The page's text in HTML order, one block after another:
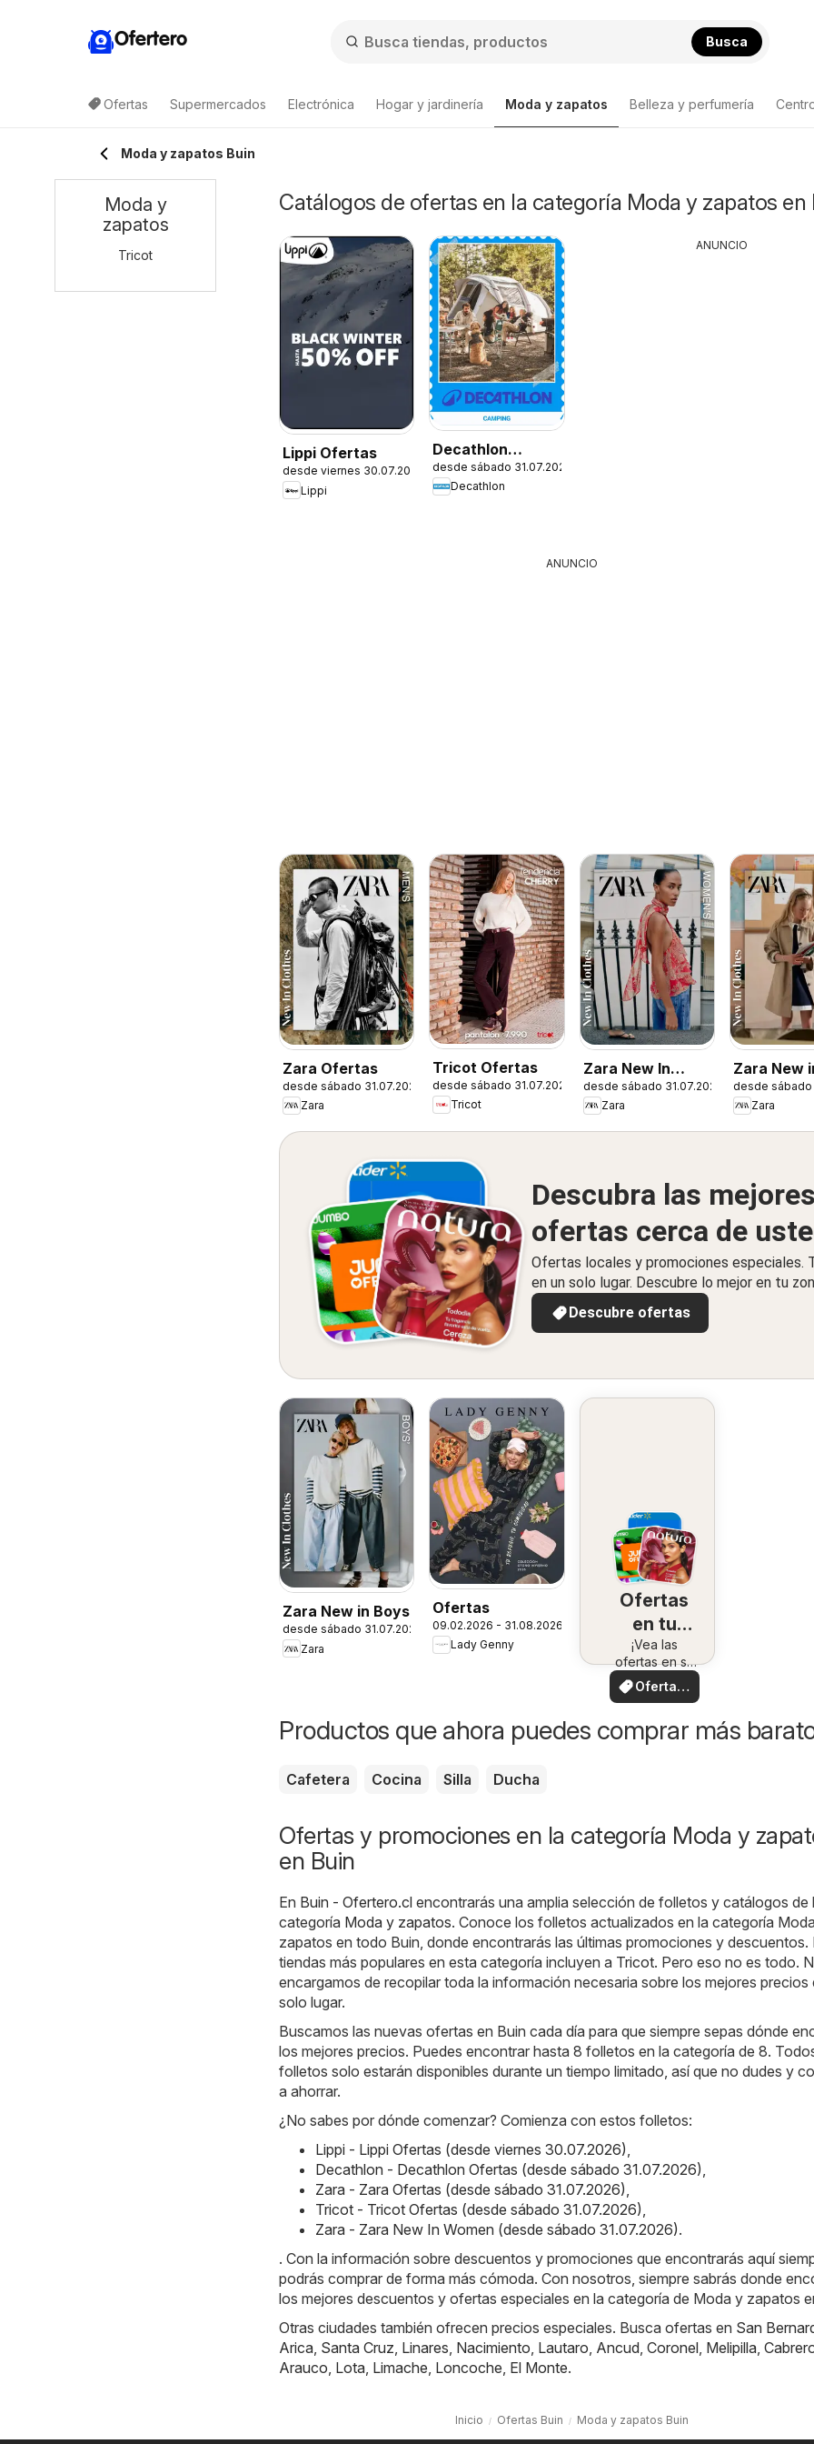
Ofertero Busca
Ofertas Supermercados Electrónica Hogar y jardinería Moda y zapatos Belleza y perfumería
Moda y zapatos Buin
Catálogos de ofertas en la categoría Moda y zapatos en
Lippi Ofertas
desde viernes 30.07.2026
Lippi
Decathlon
Ofertas
desde sábado 31.07.2026
Decathlon
ANUNCIO
ANUNCIO
Zara Ofertas
desde sábado 31.07.2026
Zara
Tricot Ofertas
desde sábado 31.07.2026
Tricot
Zara New In
Women
desde sábado 31.07.2026
Zara
Zara New
desde sábado
Zara
Descubra las mejores
ofertas cerca de
Ofertas locales y promociones especiales.
en un solo lugar. Descubre lo mejor en tu
Descubre ofertas
Zara New in Boys
desde sábado 31.07.2026
Zara
Ofertas
09.02.2026 - 31.08.2026
Lady Genny
Ofertas
en tu
zona
¡Vea las
ofertas en su
zona!
Ofertas
locales
Productos que ahora puedes comprar más
Cafetera Cocina Silla Ducha
Ofertas y promociones en la categoría Moda y
en Buin
En Buin - Ofertero.cl encontrarás una amplia selección de folletos y catálogos de
categoría Moda y zapatos. Conoce los folletos actualizados en la categoría
zapatos en todo Buin, donde encontrarás las últimas promociones y descuentos.
tiendas más populares en esta categoría incluyen a Tricot. Pero eso no es todo.
encargamos de recopilar toda la información necesaria sobre los mejores precios
solo lugar.
Buscamos las nuevas ofertas en Buin cada día para que siempre sepas dónde
los mejores precios. Puedes encontrar hasta 8 folletos en la categoría de 8.
folletos solo estarán disponibles durante un tiempo limitado, así que no dudes y
a ahorrar.
¿No sabes por dónde comenzar? Comienza con estos folletos:
Lippi - Lippi Ofertas (desde viernes 30.07.2026),
Decathlon - Decathlon Ofertas (desde sábado 31.07.2026),
Zara - Zara Ofertas (desde sábado 31.07.2026),
Tricot - Tricot Ofertas (desde sábado 31.07.2026),
Zara - Zara New In Women (desde sábado 31.07.2026).
. Con la información sobre descuentos y promociones que encontrarás aquí
podrás comprar de forma más cómoda. Con nosotros, siempre sabrás donde
los mejores descuentos y ofertas especiales en la categoría de Moda y zapatos
Otras ciudades también ofrecen precios especiales. Busca ofertas en San
Arica, Santa Cruz, Linares, Nacimiento, Lautaro, Ancud, Coronel, Melipilla,
Arauco, Lota, Limache, Loncoche, El Monte.
Inicio Ofertas Buin Moda y zapatos Buin
Moda y
zapatos
Tricot